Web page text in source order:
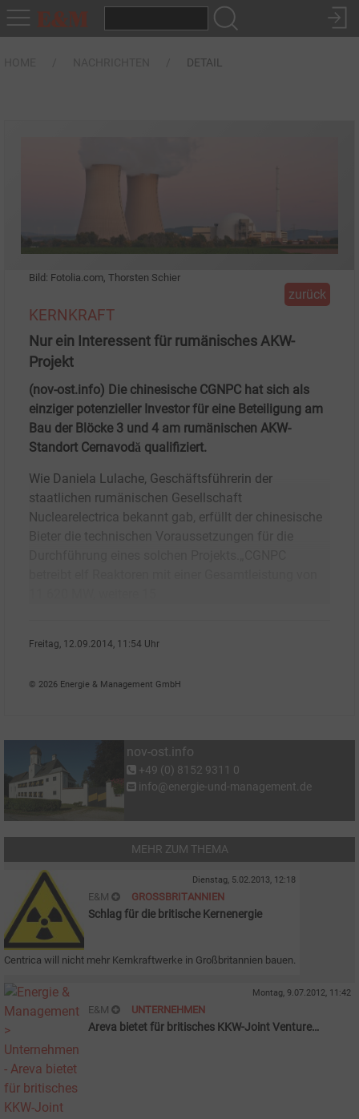
DETAIL
Bild: Fotolia.com, Thorsten Schier
zurück
KERNKRAFT
Nur ein Interessent für rumänisches AKW-
Projekt
(nov-ost.info) Die chinesische CGNPC hat sich als
einziger potenzieller Investor für eine Beteiligung am
Bau der Blöcke 3 und 4 am rumänischen AKW-
Standort Cernavodă qualifiziert.
Wie Daniela Lulache, Geschäftsführerin der
staatlichen rumänischen Gesellschaft
Nuclearelectrica bekannt gab, erfüllt der chinesische
Bieter die technischen Voraussetzungen für die
Freitag, 12.09.2014, 11:54 Uhr
© 2026 Energie & Management GmbH
nov-ost.info
+49 (0) 8152 9311 0
info@energie-und-management.de
MEHR ZUM THEMA
Dienstag, 5.02.2013, 12:18
E&M GROSSBRITANNIEN
Schlag für die britische Kernenergie
Centrica will nicht mehr Kernkraftwerke in Großbritannien bauen.
Montag, 9.07.2012, 11:42
E&M UNTERNEHMEN
Areva bietet für britisches KKW-Joint Venture